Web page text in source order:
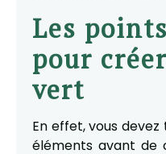
Les
pour
vert
En effet, vous
éléments avant de